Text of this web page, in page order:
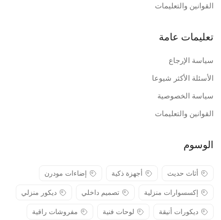
القوانين والتعليمات
تعليمات عامة
سياسة الإرجاع
الأسئلة الأكثر شيوعا
سياسة الخصوصية
القوانين والتعليمات
الوسوم
أثاث حديث أجهزة ذكية
إضاءات مودرن
إكسسوارات منزلية
تصميم داخلي
ديكور منزلي
ديكورات أنيقة
لوحات فنية مفروشات راقية